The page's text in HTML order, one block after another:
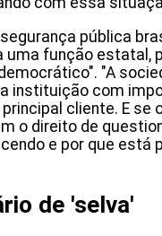
pública
uma função estatal,
"A
instituição com
cliente. E se
o direito de
e por que está
de 'selva'